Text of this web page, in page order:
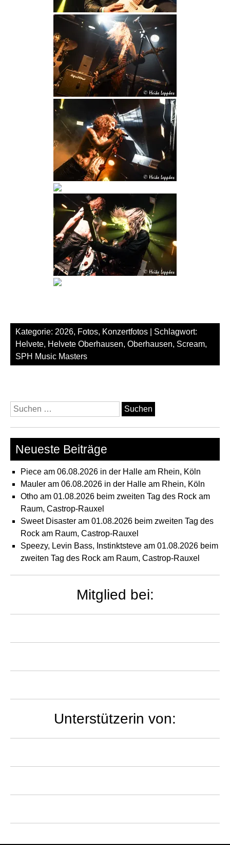
Kategorie: 2026, Fotos, Konzertfotos | Schlagwort:
Helvete, Helvete Oberhausen, Oberhausen, Scream,
SPH Music Masters
Suchen
nach:
Neueste Beiträge
Piece am 06.08.2026 in der Halle am Rhein, Köln
Mauler am 06.08.2026 in der Halle am Rhein, Köln
Otho am 01.08.2026 beim zweiten Tag des Rock am
Raum, Castrop-Rauxel
Sweet Disaster am 01.08.2026 beim zweiten Tag des
Rock am Raum, Castrop-Rauxel
Speezy, Levin Bass, Instinktsteve am 01.08.2026 beim
zweiten Tag des Rock am Raum, Castrop-Rauxel
Mitglied bei:
Unterstützerin von: